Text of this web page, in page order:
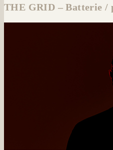
THE GRID – Batterie /